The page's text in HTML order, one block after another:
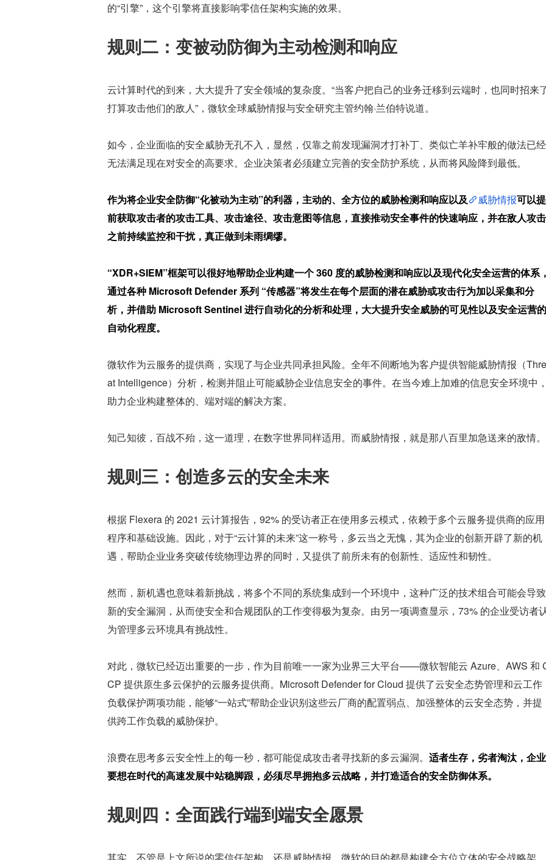
的“引擎”，这个引擎将直接影响零信任架构实施的效果。
规则二：变被动防御为主动检测和响应
云计算时代的到来，大大提升了安全领域的复杂度。“当客户把自己的业务迁移到云端时，也同时招来
打算攻击他们的敌人”，微软全球威胁情报与安全研究主管约翰·兰伯特说道。
如今，企业面临的安全威胁无孔不入，显然，仅靠之前发现漏洞才打补丁、类似亡羊补牢般的做法已经
无法满足现在对安全的高要求。企业决策者必须建立完善的安全防护系统，从而将风险降到最低。
作为将企业安全防御“化被动为主动”的利器，主动的、全方位的威胁检测和响应以及 威胁情报可以提
前获取攻击者的攻击工具、攻击途径、攻击意图等信息，直接推动安全事件的快速响应，并在敌人攻击
之前持续监控和干扰，真正做到未雨绸缪。
“XDR+SIEM”框架可以很好地帮助企业构建一个 360 度的威胁检测和响应以及现代化安全运营的体系
通过各种 Microsoft Defender 系列 “传感器”将发生在每个层面的潜在威胁或攻击行为加以采集和分
析，并借助 Microsoft Sentinel 进行自动化的分析和处理，大大提升安全威胁的可见性以及安全运营的
自动化程度。
微软作为云服务的提供商，实现了与企业共同承担风险。全年不间断地为客户提供智能威胁情报（Thre
at Intelligence）分析，检测并阻止可能威胁企业信息安全的事件。在当今难上加难的信息安全环境中
助力企业构建整体的、端对端的解决方案。
知己知彼，百战不殆，这一道理，在数字世界同样适用。而威胁情报，就是那八百里加急送来的敌情。
规则三：创造多云的安全未来
根据 Flexera 的 2021 云计算报告，92% 的受访者正在使用多云模式，依赖于多个云服务提供商的应用
程序和基础设施。因此，对于“云计算的未来”这一称号，多云当之无愧，其为企业的创新开辟了新的机
遇，帮助企业业务突破传统物理边界的同时，又提供了前所未有的创新性、适应性和韧性。
然而，新机遇也意味着新挑战，将多个不同的系统集成到一个环境中，这种广泛的技术组合可能会导致
新的安全漏洞，从而使安全和合规团队的工作变得极为复杂。由另一项调查显示，73% 的企业受访者
为管理多云环境具有挑战性。
对此，微软已经迈出重要的一步，作为目前唯一一家为业界三大平台——微软智能云 Azure、AWS 和
CP 提供原生多云保护的云服务提供商。Microsoft Defender for Cloud 提供了云安全态势管理和云工作
负载保护两项功能，能够“一站式”帮助企业识别这些云厂商的配置弱点、加强整体的云安全态势，并提
供跨工作负载的威胁保护。
浪费在思考多云安全性上的每一秒，都可能促成攻击者寻找新的多云漏洞。 适者生存，劣者淘汰，企业
要想在时代的高速发展中站稳脚跟，必须尽早拥抱多云战略，并打造适合的安全防御体系。
规则四：全面践行端到端安全愿景